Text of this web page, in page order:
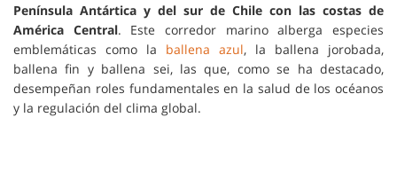
Península Antártica y del sur de Chile con las costas de
América Central. Este corredor marino alberga especies
emblemáticas como la ballena azul, la ballena jorobada,
ballena fin y ballena sei, las que, como se ha destacado,
desempeñan roles fundamentales en la salud de los océanos
y la regulación del clima global.